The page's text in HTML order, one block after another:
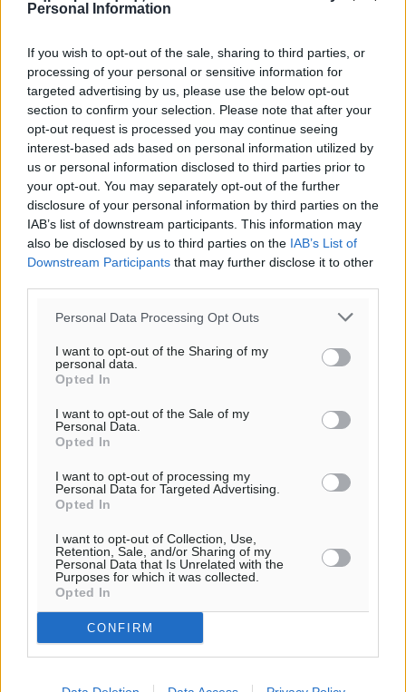
Personal Information
If you wish to opt-out of the sale, sharing to third parties, or
processing of your personal or sensitive information for
targeted advertising by us, please use the below opt-out
section to confirm your selection. Please note that after your
opt-out request is processed you may continue seeing
interest-based ads based on personal information utilized by
us or personal information disclosed to third parties prior to
your opt-out. You may separately opt-out of the further
disclosure of your personal information by third parties on the
IAB’s list of downstream participants. This information may
also be disclosed by us to third parties on the IAB’s List of
Downstream Participants that may further disclose it to other
Personal Data Processing Opt Outs
I want to opt-out of the Sharing of my
personal data.
Opted In
I want to opt-out of the Sale of my
Personal Data.
Opted In
I want to opt-out of processing my
Personal Data for Targeted Advertising.
Opted In
I want to opt-out of Collection, Use,
Retention, Sale, and/or Sharing of my
Personal Data that Is Unrelated with the
Purposes for which it was collected.
Opted In
CONFIRM
Ροή ειδήσεων